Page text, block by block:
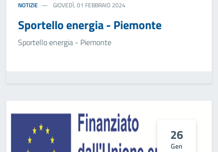
NOTIZIE GIOVEDÌ, 01 FEBBRAIO 2024
Sportello energia - Piemonte
Sportello energia - Piemonte
26
Gen